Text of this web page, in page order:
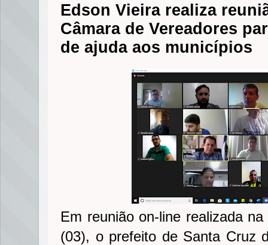
Edson Vieira realiza
Câmara de Vereadores
de ajuda aos municípios
Em reunião on-line realizada
(03), o prefeito de Santa Cruz